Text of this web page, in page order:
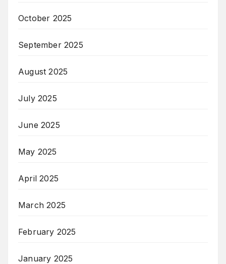
October 2025
September 2025
August 2025
July 2025
June 2025
May 2025
April 2025
March 2025
February 2025
January 2025